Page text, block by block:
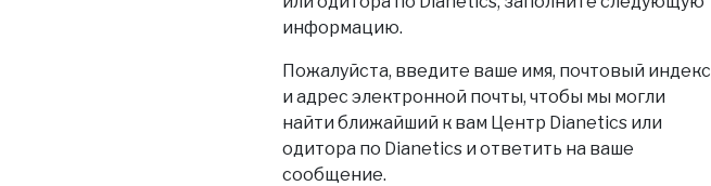
информацию.
Пожалуйста, введите ваше имя, почтовый индекс
и адрес электронной почты, чтобы мы могли
найти ближайший к вам Центр Dianetics или
одитора по Dianetics и ответить на ваше
сообщение.